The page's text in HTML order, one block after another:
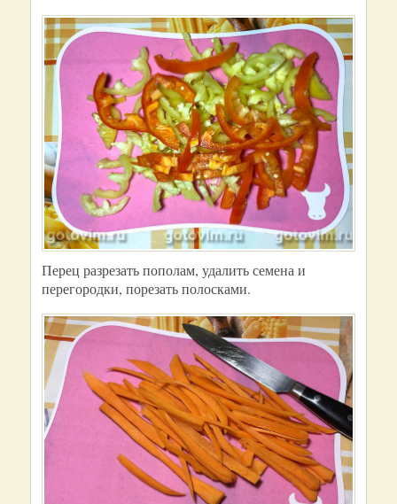
Перец разрезать пополам, удалить семена и
перегородки, порезать полосками.